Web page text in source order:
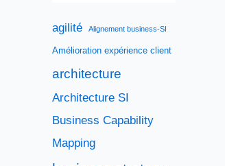
agilité Alignement business-SI
Amélioration expérience client
architecture
Architecture SI
Business Capability
Mapping